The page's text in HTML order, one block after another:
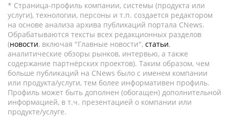
* Страница-профиль компании, системы (продукта или
услуги), технологии, персоны и т.п. создается редактором
на основе анализа архива публикаций портала CNews.
Обрабатываются тексты всех редакционных разделов
(новости, включая "Главные новости", статьи,
аналитические обзоры рынков, интервью, а также
содержание партнёрских проектов). Таким образом, чем
больше публикаций на CNews было с именем компании
или продукта/услуги, тем более информативен профиль.
Профиль может быть дополнен (обогащен) дополнительной
информацией, в т.ч. презентацией о компании или
продукте/услуге.